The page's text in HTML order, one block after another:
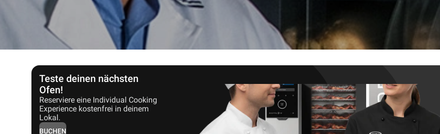
Teste deinen nächsten
Ofen!
Reserviere eine Individual Cooking
Experience kostenfrei in deinem
Lokal.
BUCHEN